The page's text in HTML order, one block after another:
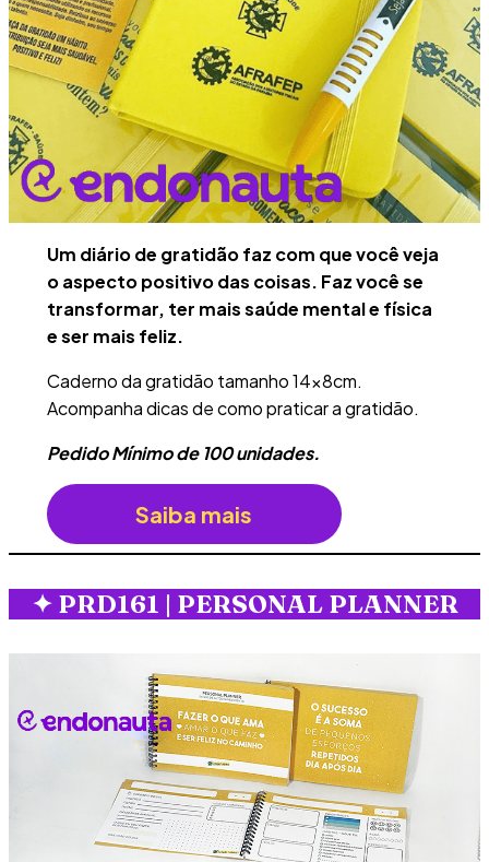
Um diário de gratidão faz com que você veja
o aspecto positivo das coisas. Faz você se
transformar, ter mais saúde mental e física
e ser mais feliz.
Caderno da gratidão tamanho 14x8cm.
Acompanha dicas de como praticar a gratidão.
Pedido Mínimo de 100 unidades.
Saiba mais
✦PRD161 | PERSONAL PLANNER